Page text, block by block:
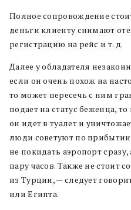
Полное сопровождение
деньги клиенту снимают
регистрацию на рейс и т. д.
Далее у обладателя
если он очень похож на
то может пересечь с ним
подает на статус беженца,
он идет в туалет и
люди советуют по
не покидать аэропорт
пару часов. Также не стоит
из Турции, — следует
или Египта.